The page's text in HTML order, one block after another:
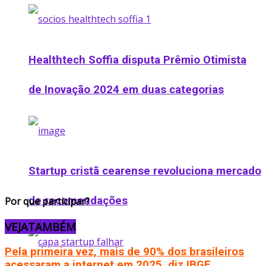
Healthtech Soffia disputa Prêmio Otimista
de Inovação 2024 em duas categorias
Startup cristã cearense revoluciona mercado
de recomendações
Por que participar?
VEJATAMBÉM
Pela primeira vez, mais de 90% dos brasileiros